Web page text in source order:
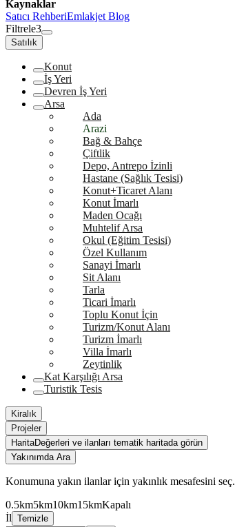
Kaynaklar
Satıcı RehberiEmlakjet Blog
Filtrele3
Satılık
Konut
İş Yeri
Devren İş Yeri
Arsa
Ada
Arazi
Bağ & Bahçe
Çiftlik
Depo, Antrepo İzinli
Hastane (Sağlık Tesisi)
Konut+Ticaret Alanı
Konut İmarlı
Maden Ocağı
Muhtelif Arsa
Okul (Eğitim Tesisi)
Özel Kullanım
Sanayi İmarlı
Sit Alanı
Tarla
Ticari İmarlı
Toplu Konut İçin
Turizm/Konut Alanı
Turizm İmarlı
Villa İmarlı
Zeytinlik
Kat Karşılığı Arsa
Turistik Tesis
Kiralık
Projeler
HaritaDeğerleri ve ilanları tematik haritada görün
Yakınımda Ara
Konumuna yakın ilanlar için yakınlık mesafesini seç.
0.5km5km10km15kmKapalı
İl Temizle